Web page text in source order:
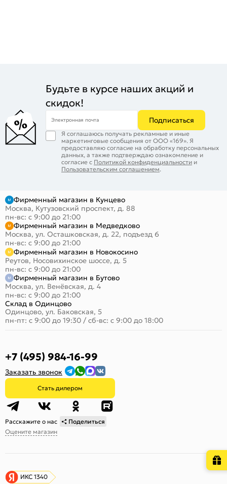
Будьте в курсе наших акций и
скидок!
Электронная почта Подписаться
Я соглашаюсь получать рекламные и иные
маркетинговые сообщения от ООО «169». Я
предоставляю согласие на обработку персональных
данных, а также подтверждаю ознакомление и
согласие с Политикой конфиденциальности и
Пользовательским соглашением.
Фирменный магазин в Кунцево
Москва, Кутузовский проспект, д. 88
пн-вс: с 9:00 до 21:00
Фирменный магазин в Медведково
Москва, ул. Осташковская, д. 22, подъезд 6
пн-вс: с 9:00 до 21:00
Фирменный магазин в Новокосино
Реутов, Носовихинское шоссе, д. 5
пн-вс: с 9:00 до 21:00
Фирменный магазин в Бутово
Москва, ул. Венёвская, д. 4
пн-вс: с 9:00 до 21:00
Склад в Одинцово
Одинцово, ул. Баковская, 5
пн-пт: с 9:00 до 19:30 / сб-вс: с 9:00 до 18:00
+7 (495) 984-16-99
Заказать звонок
Стать дилером
Расскажите о нас
Поделиться
Оцените магазин
ИКС 1340